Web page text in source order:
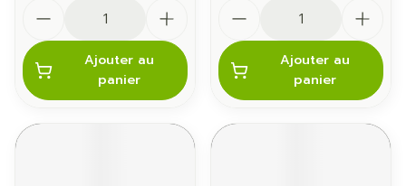
Ajouter au
panier
Ajouter au
panier